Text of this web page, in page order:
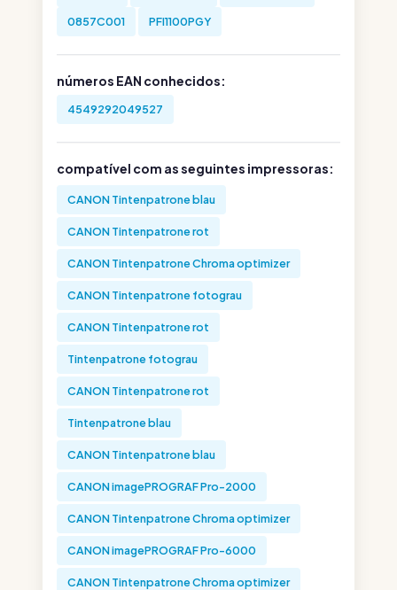
0857C001 PFI1100PGY
números EAN conhecidos:
4549292049527
compatível com as seguintes impressoras:
CANON Tintenpatrone blau
CANON Tintenpatrone rot
CANON Tintenpatrone Chroma optimizer
CANON Tintenpatrone fotograu
CANON Tintenpatrone rot
Tintenpatrone fotograu
CANON Tintenpatrone rot
Tintenpatrone blau
CANON Tintenpatrone blau
CANON imagePROGRAF Pro-2000
CANON Tintenpatrone Chroma optimizer
CANON imagePROGRAF Pro-6000
CANON Tintenpatrone Chroma optimizer